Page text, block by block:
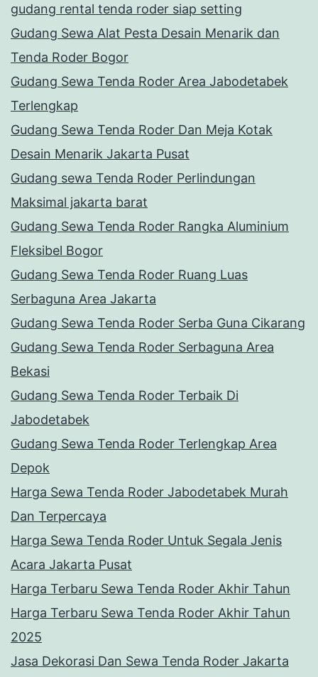
gudang rental tenda roder siap setting
Gudang Sewa Alat Pesta Desain Menarik dan
Tenda Roder Bogor
Gudang Sewa Tenda Roder Area Jabodetabek
Terlengkap
Gudang Sewa Tenda Roder Dan Meja Kotak
Desain Menarik Jakarta Pusat
Gudang sewa Tenda Roder Perlindungan
Maksimal jakarta barat
Gudang Sewa Tenda Roder Rangka Aluminium
Fleksibel Bogor
Gudang Sewa Tenda Roder Ruang Luas
Serbaguna Area Jakarta
Gudang Sewa Tenda Roder Serba Guna Cikarang
Gudang Sewa Tenda Roder Serbaguna Area
Bekasi
Gudang Sewa Tenda Roder Terbaik Di
Jabodetabek
Gudang Sewa Tenda Roder Terlengkap Area
Depok
Harga Sewa Tenda Roder Jabodetabek Murah
Dan Terpercaya
Harga Sewa Tenda Roder Untuk Segala Jenis
Acara Jakarta Pusat
Harga Terbaru Sewa Tenda Roder Akhir Tahun
Harga Terbaru Sewa Tenda Roder Akhir Tahun
2025
Jasa Dekorasi Dan Sewa Tenda Roder Jakarta